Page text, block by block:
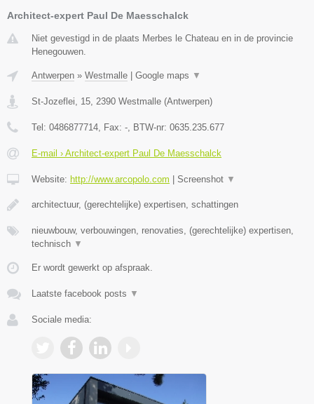
Architect-expert Paul De Maesschalck
Niet gevestigd in de plaats Merbes le Chateau en in de provincie
Henegouwen.
Antwerpen » Westmalle | Google maps ▼
St-Jozeflei, 15 2390 Westmalle (Antwerpen)
Tel: 0486877714 , Fax: - , BTW-nr: 0635.235.677
E-mail › Architect-expert Paul De Maesschalck
Website: http://www.arcopolo.com | Screenshot ▼
architectuur, (gerechtelijke) expertisen, schattingen
nieuwbouw, verbouwingen, renovaties, (gerechtelijke) expertisen,
technisch ▼
Er wordt gewerkt op afspraak.
Laatste facebook posts ▼
Sociale media: